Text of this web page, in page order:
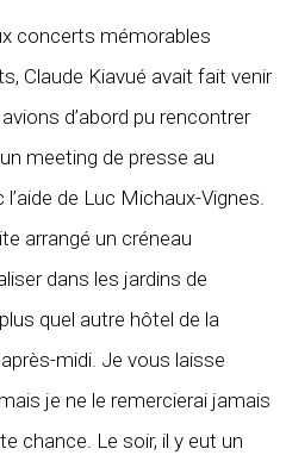
concerts mémorables
Claude Kiavué avait fait venir
d’abord pu rencontrer
meeting de presse au
de Luc Michaux-Vignes.
arrangé un créneau
dans les jardins de
quel autre hôtel de la
midi. Je vous laisse
je ne le remercierai jamais
chance. Le soir, il y eut un